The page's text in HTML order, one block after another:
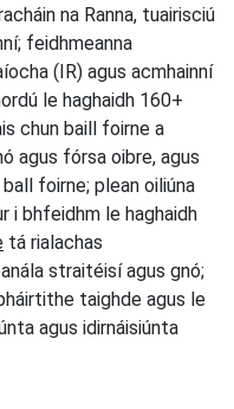
na Ranna, tuairisciú
feidhmeanna
(IR) agus acmhainní
le haghaidh 160+
chun baill foirne a
agus fórsa oibre, agus
foirne; plean oiliúna
i bhfeidhm le haghaidh
tá rialachas
straitéisí agus gnó;
taighde agus le
agus idirnáisiúnta